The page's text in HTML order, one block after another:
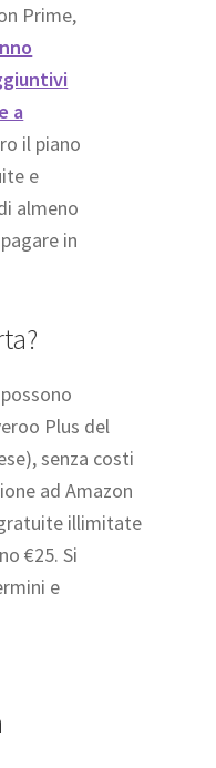
Prime,
a
il piano
e
almeno
in
Plus del
senza costi
ad Amazon
illimitate
€25. Si
e